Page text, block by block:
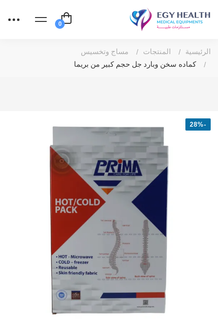
الرئيسية المنتجات
مساج وتخسيس
كماده سخن وبارد جل حجم كبير من بريما
-28%